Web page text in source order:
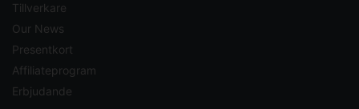
Tillverkare
Our News
Presentkort
Affiliateprogram
Erbjudande